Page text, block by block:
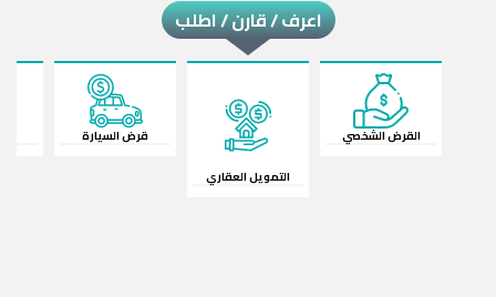
اعرف / قارن / اطلب
القرض الشخصي
التمويل العقاري
قرض السيارة